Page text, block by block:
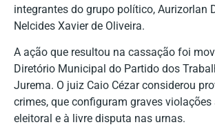
integrantes do grupo político, Aurizorlan
Nelcides Xavier de Oliveira.
A ação que resultou na cassação foi
Diretório Municipal do Partido dos
Jurema. O juiz Caio Cézar considerou
crimes, que configuram graves
eleitoral e à livre disputa nas urnas.